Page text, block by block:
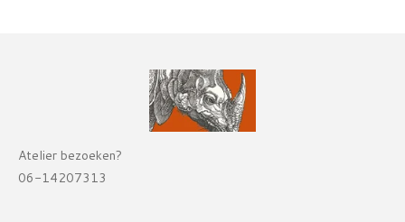
Atelier bezoeken?
06-14207313